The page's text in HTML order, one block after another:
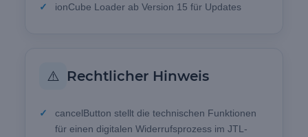
ionCube Loader ab Version 15 für Updates
⚠️ Rechtlicher Hinweis
cancelButton stellt die technischen Funktionen
für einen digitalen Widerrufsprozess im JTL-